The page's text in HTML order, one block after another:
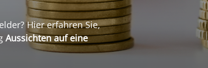
Hier erfahren Sie,
Aussichten auf eine